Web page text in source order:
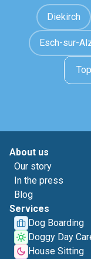
Diekirch
Esch-sur-
About us
Our story
In the press
Blog
Services
Dog Boarding
Doggy Day
House Sitting